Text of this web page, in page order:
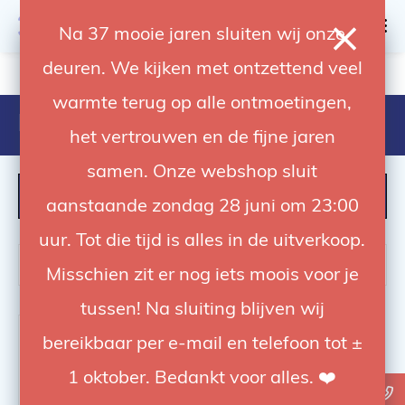
Na 37 mooie jaren sluiten wij onze
deuren. We kijken met ontzettend veel
warmte terug op alle ontmoetingen,
het vertrouwen en de fijne jaren
samen. Onze webshop sluit
aanstaande zondag 28 juni om 23:00
uur. Tot die tijd is alles in de uitverkoop.
Misschien zit er nog iets moois voor je
tussen! Na sluiting blijven wij
bereikbaar per e-mail en telefoon tot ±
1 oktober. Bedankt voor alles. ❤️
4.92 / 5 op trusted shops
Products tagged with light tints
FILTER